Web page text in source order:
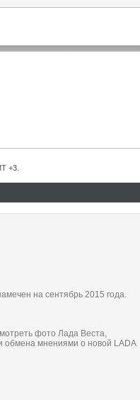
+3.
на сентябрь 2015 года.
фото Лада Веста,
обмена мнениями о новой LADA